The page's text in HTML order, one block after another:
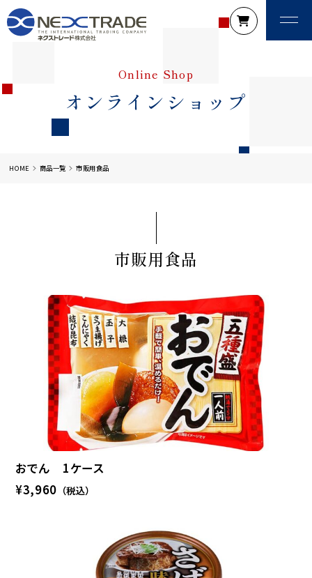
Online Shop
オンラインショップ
HOME 商品一覧 市販用食品
市販用食品
おでん 1ケース
¥3,960 （税込）